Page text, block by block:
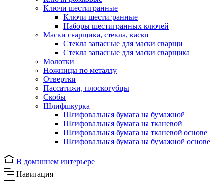
Ключи шестигранные
Ключи шестигранные
Наборы шестигранных ключей
Маски сварщика, стекла, каски
Стекла запасные для маски сварщи
Стекла запасные для маски сварщика
Молотки
Ножницы по металлу
Отвертки
Пассатижи, плоскогубцы
Скобы
Шлифшкурка
Шлифовальная бумага на бумажной
Шлифовальная бумага на тканевой
Шлифовальная бумага на тканевой основе
Шлифовальная бумага на бумажной основе
В домашнем интерьере
Навигация